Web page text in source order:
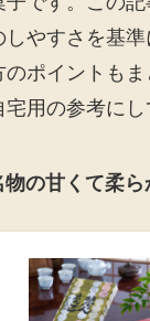
やすさを基
ポイントも
用の参考にし
物の甘くて柔